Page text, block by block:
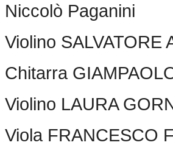
Niccolò Paganini
Violino SALVATORE
Chitarra
Violino LAURA
Viola FRANCESCO